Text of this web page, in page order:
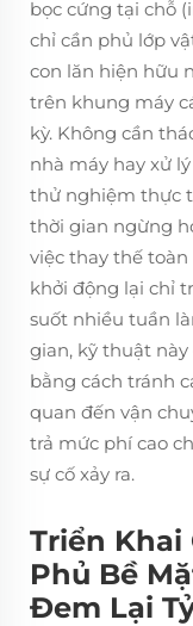
bọc cứng tại chỗ
chỉ cần phủ lớp
con lăn hiện hữu
trên khung máy
kỳ. Không cần
nhà máy hay xử
thử nghiệm thực
thời gian ngừng
việc thay thế
khởi động lại chỉ
suốt nhiều tuần
gian, kỹ thuật
bằng cách tránh
quan đến vận
trả mức phí cao
sự cố xảy ra.
Triển Khai
Phủ Bề
Đem Lại